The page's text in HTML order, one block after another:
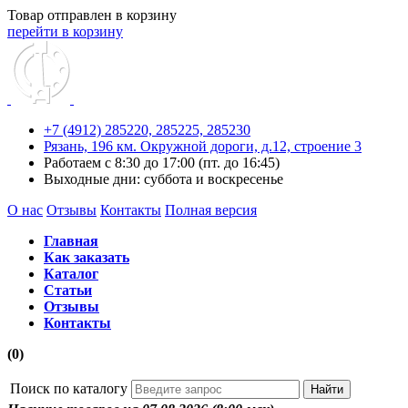
Товар отправлен в корзину
перейти в корзину
+7 (4912) 285220, 285225, 285230
Рязань, 196 км. Окружной дороги, д.12, строение 3
Работаем с 8:30 до 17:00 (пт. до 16:45)
Выходные дни: суббота и воскресенье
О нас Отзывы Контакты Полная версия
Главная
Как заказать
Каталог
Статьи
Отзывы
Контакты
(0)
Поиск по каталогу